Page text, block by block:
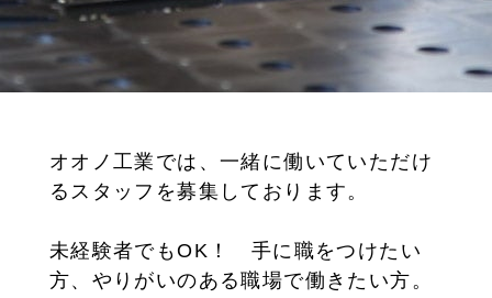
オオノ工業では、一緒に働いていただけ
るスタッフを募集しております。
未経験者でもOK！ 手に職をつけたい
方、やりがいのある職場で働きたい方。